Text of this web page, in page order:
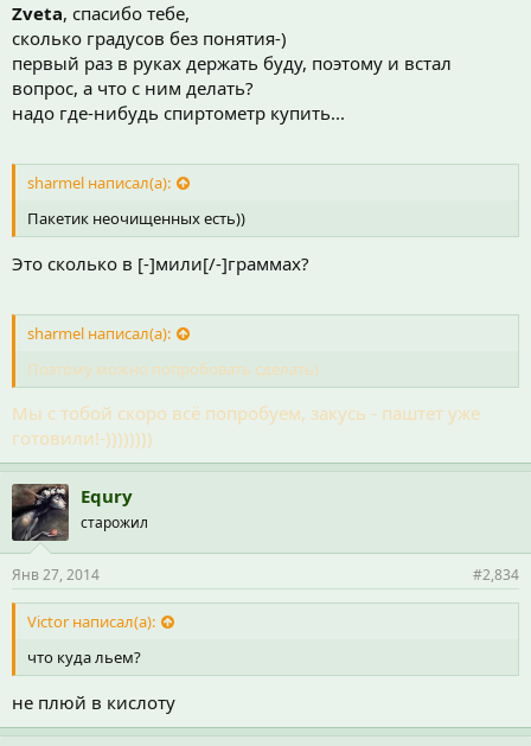
Zveta, спасибо тебе,
сколько градусов без понятия-)
первый раз в руках держать буду, поэтому и встал
вопрос, а что с ним делать?
надо где-нибудь спиртометр купить...
sharmel написал(а):
Пакетик неочищенных есть))
Это сколько в [-]мили[/-]граммах?
sharmel написал(а):
Поэтому можно попробовать сделать)
Мы с тобой скоро всё попробуем, закусь - паштет уже
готовили!-))))))))
Equry
старожил
Янв 27, 2014 #2,834
Victor написал(а):
что куда льем?
не плюй в кислоту